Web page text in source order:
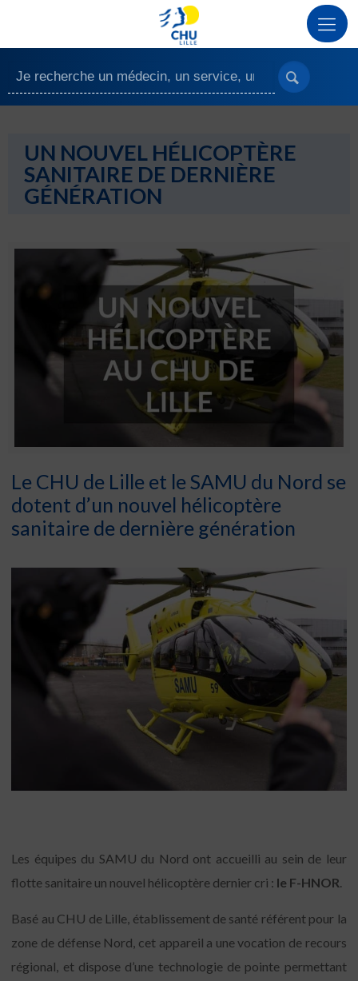
UN NOUVEL HÉLICOPTÈRE
SANITAIRE DE DERNIÈRE
GÉNÉRATION
Le CHU de Lille et le SAMU du Nord se
dotent d’un nouvel hélicoptère
sanitaire de dernière génération
Les équipes du SAMU du Nord ont accueilli au sein de leur
flotte sanitaire un nouvel hélicoptère dernier cri : le F-HNOR
Basé au CHU de Lille, établissement de santé référent pour la
zone de défense Nord, cet appareil a une vocation de recours
régional, et dispose d’une technologie de pointe permettant